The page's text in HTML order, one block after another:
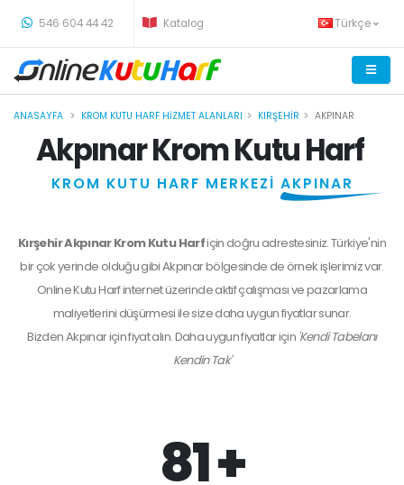
546 604 44 42 Katalog Türkçe
ANASAYFA KROM KUTU HARF HIZMET ALANLARI KIRŞEHIR AKPINAR
Akpınar Krom Kutu Harf
KROM KUTU HARF MERKEZİ AKPINAR
Kırşehir Akpınar Krom Kutu Harfiçin doğru adrestesiniz. Türkiye'nin
bir çok yerinde olduğu gibi Akpınar bölgesinde de örnek işlerimiz var.
Online Kutu Harf internet üzerinde aktif çalışması ve pazarlama
maliyetlerini düşürmesi ile size daha uygun fiyatlar sunar.
BizdenAkpınariçin fiyat alın. Daha uygun fiyatlar için 'Kendi Tabelanı
Kendin Tak'
81 +